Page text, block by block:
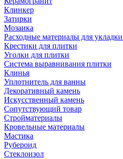
Клинкер
Затирки
Мозаика
Расходные материалы для
Крестики для плитки
Уголки для плитки
Система выравнивания плитки
Клинья
Уплотнитель для ванны
Декоративный камень
Искусственный камень
Сопутствующий товар
Стройматериалы
Кровельные материалы
Мастика
Рубероид
Стеклоизол